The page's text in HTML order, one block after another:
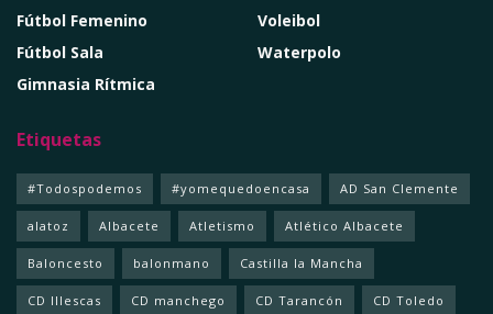
Fútbol Femenino
Fútbol Sala
Gimnasia Rítmica
Voleibol
Waterpolo
Etiquetas
#Todospodemos #yomequedoencasa AD San Clemente
alatoz Albacete Atletismo Atlético Albacete
Baloncesto balonmano Castilla la Mancha
CD Illescas CD manchego CD Tarancón CD Toledo